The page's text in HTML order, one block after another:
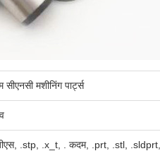
मशीनिंग पार्ट्स
.stp, .x_t, . कदम, .prt, .stl,